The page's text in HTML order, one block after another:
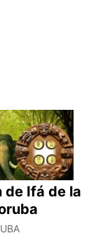
de Ifá de la